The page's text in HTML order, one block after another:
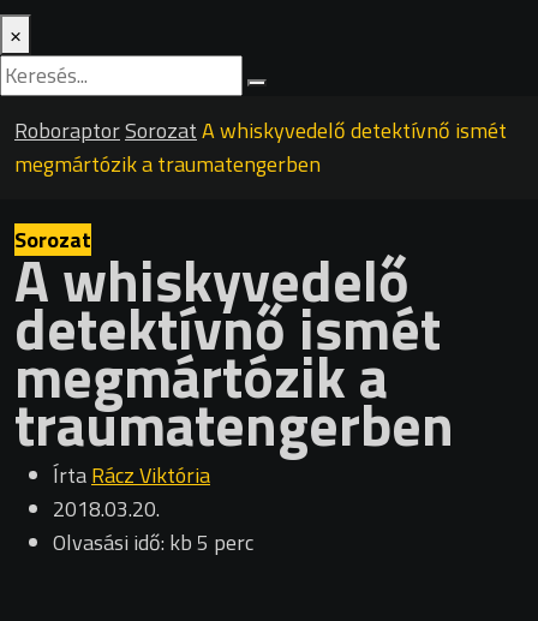
×
RoboraptorSorozatA whiskyvedelő detektívnő ismét
megmártózik a traumatengerben
Sorozat
A whiskyvedelő
detektívnő ismét
megmártózik a
traumatengerben
ÍrtaRácz Viktória
2018.03.20.
Olvasási idő: kb 5 perc